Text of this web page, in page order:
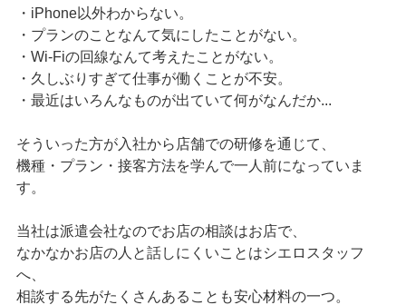
・iPhone以外わからない。
・プランのことなんて気にしたことがない。
・Wi-Fiの回線なんて考えたことがない。
・久しぶりすぎて仕事が働くことが不安。
・最近はいろんなものが出ていて何がなんだか...
そういった方が入社から店舗での研修を通じて、
機種・プラン・接客方法を学んで一人前になっていま
す。
当社は派遣会社なのでお店の相談はお店で、
なかなかお店の人と話しにくいことはシエロスタッフ
へ、
相談する先がたくさんあることも安心材料の一つ。